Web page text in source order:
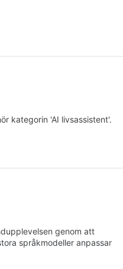
kategorin 'AI livsassistent'.
genom att
språkmodeller anpassar